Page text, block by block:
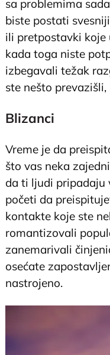
sa problemima
biste postati
ili pretpostavki koje
kada toga niste
izbegavali težak
ste nešto
Blizanci
Vreme je da
što vas neka
da ti ljudi pripadaju
početi da
kontakte koje ste
romantizovali
zanemarivali
osećate
nastrojeno.